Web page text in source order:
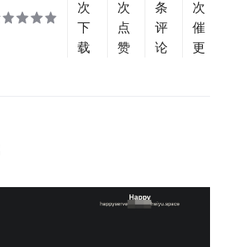
次
下
载
次
点
赞
条
评
论
次
催
更